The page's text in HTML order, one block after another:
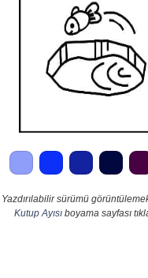
Yazdırılabilir sürümü
Kutup Ayısı boyama sayfası